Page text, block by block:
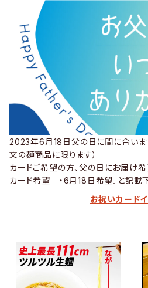
2023年6月18日父の日に間に合いま
文の麺商品に限ります）
カードご希望の方、父の日にお届け
カード希望 ・6月18日希望』と記載下
お祝いカード